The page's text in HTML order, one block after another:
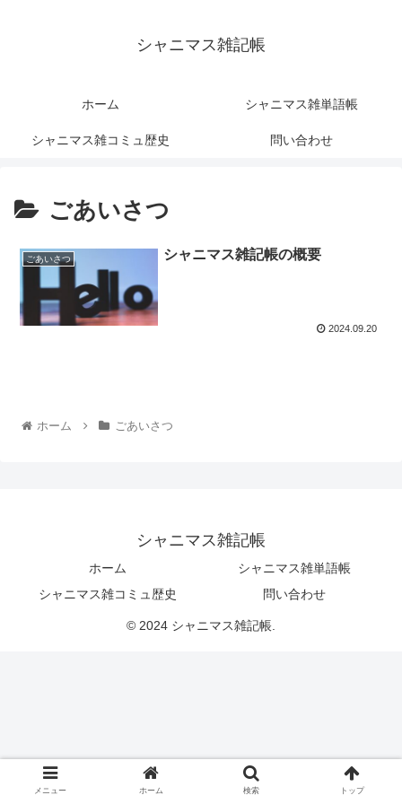
シャニマス雑記帳
ホーム シャニマス雑単語帳
シャニマス雑コミュ歴史 問い合わせ
ごあいさつ
ごあいさつ シャニマス雑記帳の概要
2024.09.20
ホーム ごあいさつ
シャニマス雑記帳
ホーム
シャニマス雑単語帳
シャニマス雑コミュ歴史
問い合わせ
© 2024 シャニマス雑記帳.
メニュー ホーム 検索 トップ